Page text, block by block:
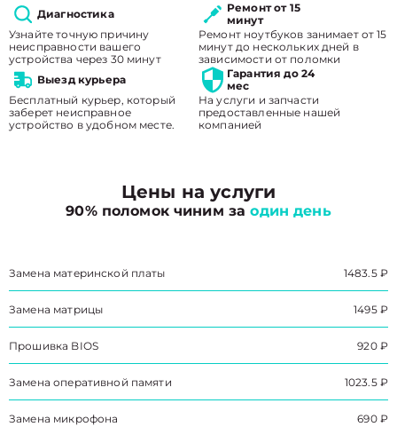
Диагностика
Узнайте точную причину
неисправности вашего
устройства через 30 минут
Ремонт от 15
минут
Ремонт ноутбуков занимает от 15
минут до нескольких дней в
зависимости от поломки
Выезд курьера
Бесплатный курьер, который
заберет неисправное
устройство в удобном месте.
Гарантия до 24
мес
На услуги и запчасти
предоставленные нашей
компанией
Цены на услуги
90% поломок чиним заодин день
Замена материнской платы 1483.5 ₽
Замена матрицы 1495 ₽
Прошивка BIOS 920 ₽
Замена оперативной памяти 1023.5 ₽
Замена микрофона 690 ₽